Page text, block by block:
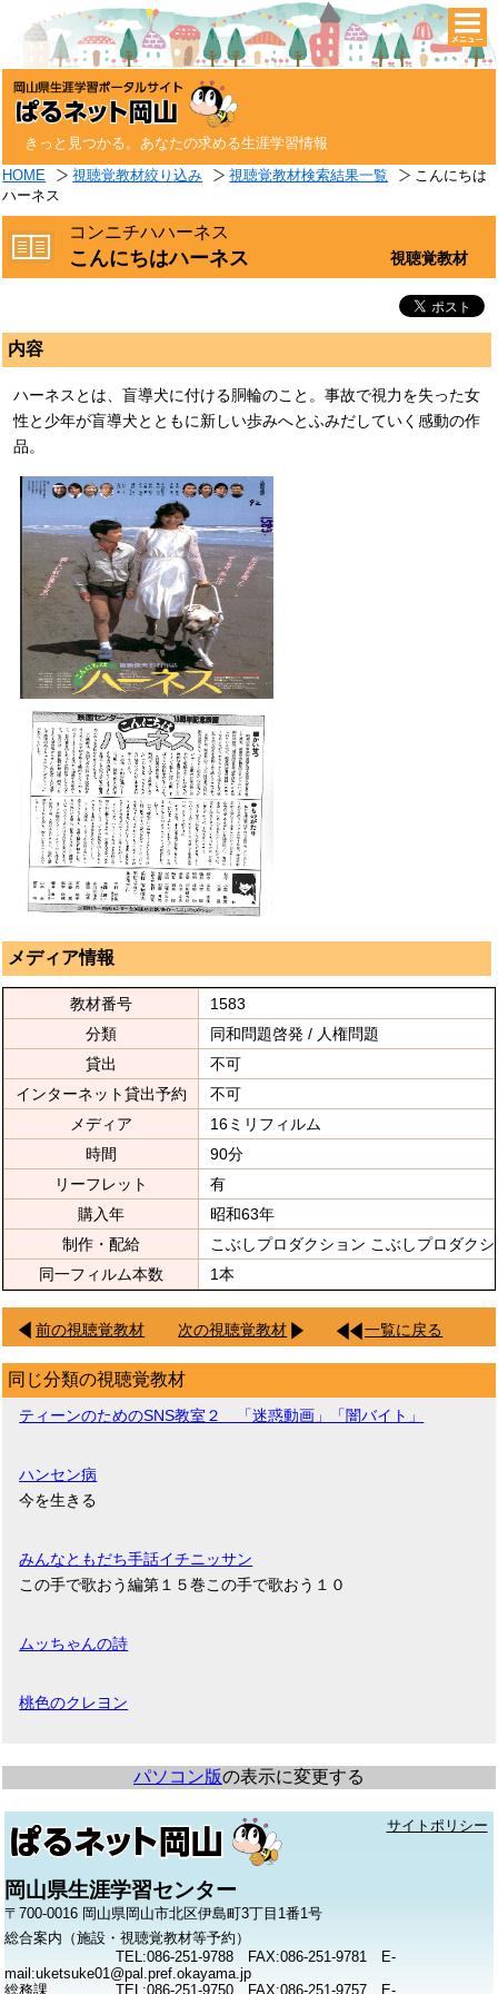
きっと見つかる。あなたの求める生涯学習情報
HOME 視聴覚教材絞り込み 視聴覚教材検索結果一覧
こんにちは
ハーネス
コンニチハハーネス
こんにちはハーネス 視聴覚教材
内容
ハーネスとは、盲導犬に付ける胴輪のこと。事故で視力を失った女
性と少年が盲導犬とともに新しい歩みへとふみだしていく感動の作
品。
メディア情報
教材番号
1583
分類
同和問題啓発 / 人権問題
貸出
不可
インターネット貸出予約
不可
メディア
16ミリフィルム
時間
90分
リーフレット
有
購入年
昭和63年
制作・配給
こぶしプロダクション こぶしプロダク
同一フィルム本数
1本
前の視聴覚教材 次の視聴覚教材 一覧に戻る
同じ分類の視聴覚教材
ティーンのためのSNS教室２ 「迷惑動画」「闇バイト」
ハンセン病
今を生きる
みんなともだち手話イチニッサン
この手で歌おう編第１５巻この手で歌おう１０
ムッちゃんの詩
桃色のクレヨン
パソコン版の表示に変更する
サイトポリシー
岡山県生涯学習センター
〒700-0016 岡山県岡山市北区伊島町3丁目1番1号
総合案内（施設・視聴覚教材等予約）
TEL:086-251-9788 FAX:086-251-9781 E-
mail:uketsuke01@pal.pref.okayama.jp
総務課
TEL:086-251-9750 FAX:086-251-9757 E-